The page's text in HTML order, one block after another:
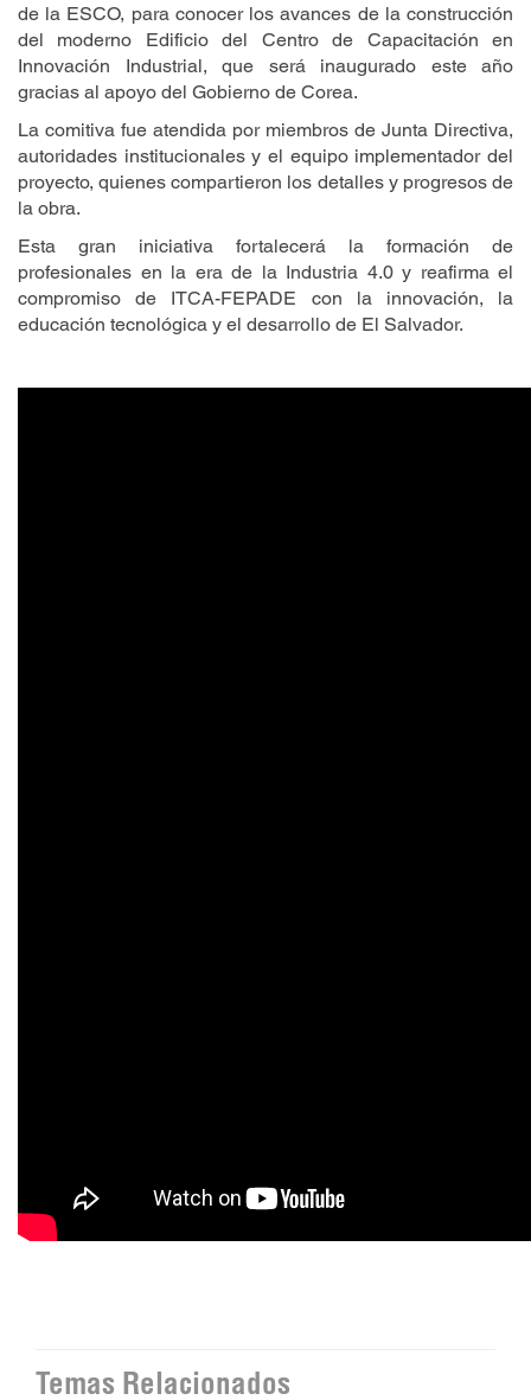
de la ESCO, para conocer los avances de la construcción
del moderno Edificio del Centro de Capacitación en
Innovación Industrial, que será inaugurado este año
gracias al apoyo del Gobierno de Corea.
La comitiva fue atendida por miembros de Junta Directiva,
autoridades institucionales y el equipo implementador del
proyecto, quienes compartieron los detalles y progresos de
la obra.
Esta gran iniciativa fortalecerá la formación de
profesionales en la era de la Industria 4.0 y reafirma el
compromiso de ITCA-FEPADE con la innovación, la
educación tecnológica y el desarrollo de El Salvador.
Temas Relacionados